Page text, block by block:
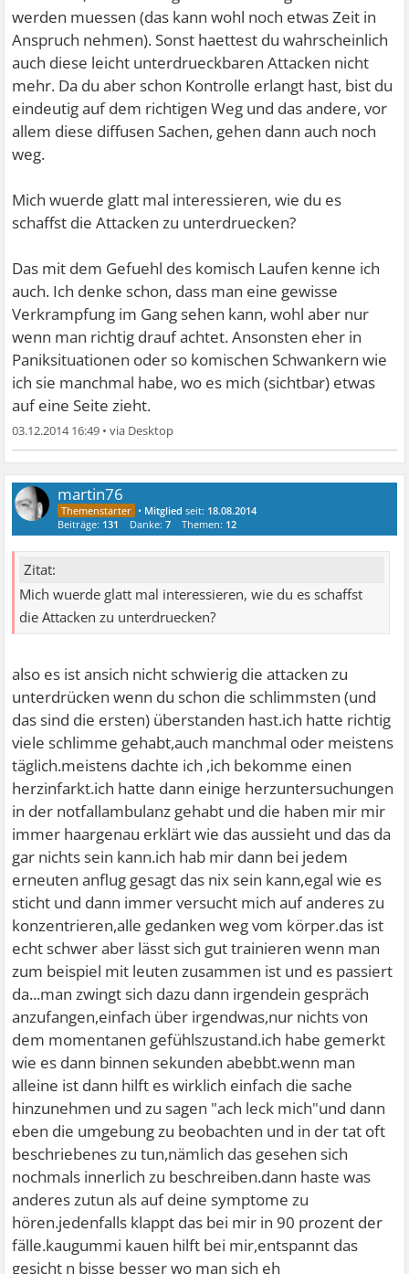
werden muessen (das kann wohl noch etwas Zeit in
Anspruch nehmen). Sonst haettest du wahrscheinlich
auch diese leicht unterdrueckbaren Attacken nicht
mehr. Da du aber schon Kontrolle erlangt hast, bist du
eindeutig auf dem richtigen Weg und das andere, vor
allem diese diffusen Sachen, gehen dann auch noch
weg.
Mich wuerde glatt mal interessieren, wie du es
schaffst die Attacken zu unterdruecken?
Das mit dem Gefuehl des komisch Laufen kenne ich
auch. Ich denke schon, dass man eine gewisse
Verkrampfung im Gang sehen kann, wohl aber nur
wenn man richtig drauf achtet. Ansonsten eher in
Paniksituationen oder so komischen Schwankern wie
ich sie manchmal habe, wo es mich (sichtbar) etwas
auf eine Seite zieht.
03.12.2014 16:49 •
martin76
• Mitglied seit: 18.08.2014
Beiträge: 131 Danke:7 Themen: 12
Zitat:
Mich wuerde glatt mal interessieren, wie du es schaffst
die Attacken zu unterdruecken?
also es ist ansich nicht schwierig die attacken zu
unterdrücken wenn du schon die schlimmsten (und
das sind die ersten) überstanden hast.ich hatte richtig
viele schlimme gehabt,auch manchmal oder meistens
täglich.meistens dachte ich ,ich bekomme einen
herzinfarkt.ich hatte dann einige herzuntersuchungen
in der notfallambulanz gehabt und die haben mir mir
immer haargenau erklärt wie das aussieht und das da
gar nichts sein kann.ich hab mir dann bei jedem
erneuten anflug gesagt das nix sein kann,egal wie es
sticht und dann immer versucht mich auf anderes zu
konzentrieren,alle gedanken weg vom körper.das ist
echt schwer aber lässt sich gut trainieren wenn man
zum beispiel mit leuten zusammen ist und es passiert
da...man zwingt sich dazu dann irgendein gespräch
anzufangen,einfach über irgendwas,nur nichts von
dem momentanen gefühlszustand.ich habe gemerkt
wie es dann binnen sekunden abebbt.wenn man
alleine ist dann hilft es wirklich einfach die sache
hinzunehmen und zu sagen "ach leck mich"und dann
eben die umgebung zu beobachten und in der tat oft
beschriebenes zu tun,nämlich das gesehen sich
nochmals innerlich zu beschreiben.dann haste was
anderes zutun als auf deine symptome zu
hören.jedenfalls klappt das bei mir in 90 prozent der
fälle.kaugummi kauen hilft bei mir,entspannt das
gesicht n bisse besser wo man sich eh